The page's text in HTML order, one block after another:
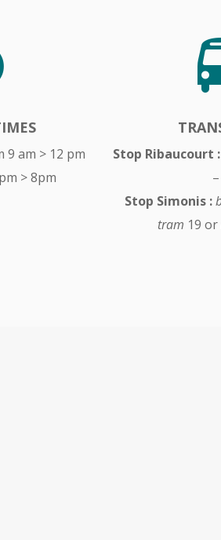
9 am > 12 pm
> 8pm
Stop Ribaucourt :
Stop Simonis :
tram 19 or